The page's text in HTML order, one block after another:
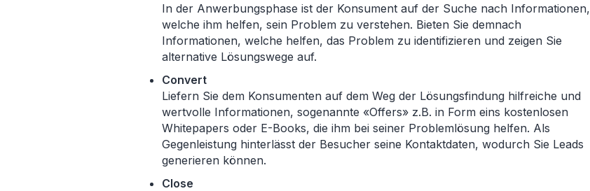
In der Anwerbungsphase ist der Konsument auf der Suche nach Informationen,
welche ihm helfen, sein Problem zu verstehen. Bieten Sie demnach
Informationen, welche helfen, das Problem zu identifizieren und zeigen Sie
alternative Lösungswege auf.
Convert
Liefern Sie dem Konsumenten auf dem Weg der Lösungsfindung hilfreiche und
wertvolle Informationen, sogenannte «Offers» z.B. in Form eins kostenlosen
Whitepapers oder E-Books, die ihm bei seiner Problemlösung helfen. Als
Gegenleistung hinterlässt der Besucher seine Kontaktdaten, wodurch Sie Leads
generieren können.
Close